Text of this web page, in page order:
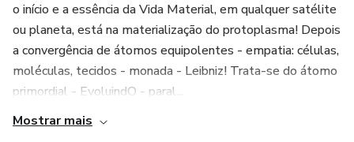
o início e a essência da Vida Material, em qualquer satélite
ou planeta, está na materialização do protoplasma! Depois
a convergência de átomos equipolentes - empatia: células,
moléculas, tecidos - monada - Leibniz! Trata-se do átomo
primordial - EvoluindO - paral...
Mostrar mais